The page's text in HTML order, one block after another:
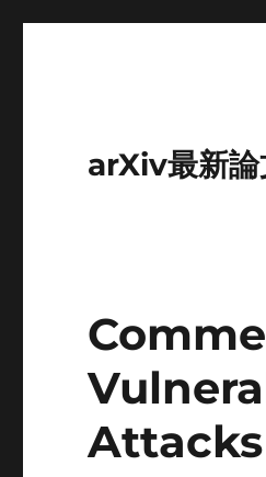
arXiv最新論
Attacks